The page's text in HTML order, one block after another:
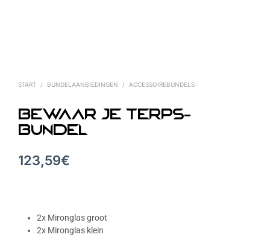
START / BUNDELAANBIEDINGEN / ACCESSOIREBUNDELS
Bewaar je Terps-
bundel
123,59€
2x Mironglas groot
2x Mironglas klein